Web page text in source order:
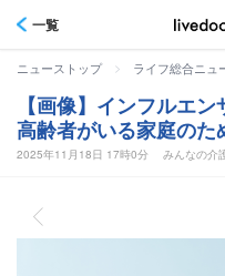
一覧
ニューストップ > ライフ総合ニュ
【画像】インフルエ
高齢者がいる家庭の
2025年11月18日 17時0分 みんなの介